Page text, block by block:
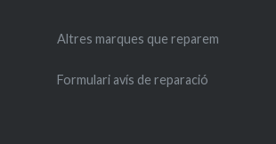
Altres marques que reparem
Formulari avís de reparació